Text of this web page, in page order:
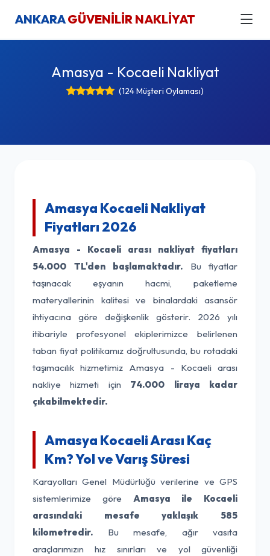
ANKARAGÜVENİLİR NAKLİYAT
Amasya - Kocaeli Nakliyat
(124 Müşteri Oylaması)
Amasya Kocaeli Nakliyat
Fiyatları 2026
Amasya - Kocaeli arası nakliyat fiyatları
54.000 TL'den başlamaktadır. Bu fiyatlar
taşınacak eşyanın hacmi, paketleme
materyallerinin kalitesi ve binalardaki asansör
ihtiyacına göre değişkenlik gösterir. 2026 yılı
itibariyle profesyonel ekiplerimizce belirlenen
taban fiyat politikamız doğrultusunda, bu rotadaki
taşımacılık hizmetimiz Amasya - Kocaeli arası
nakliye hizmeti için 74.000 liraya kadar
çıkabilmektedir.
Amasya Kocaeli Arası Kaç
Km? Yol ve Varış Süresi
Karayolları Genel Müdürlüğü verilerine ve GPS
sistemlerimize göre Amasya ile Kocaeli
arasındaki mesafe yaklaşık 585
kilometredir. Bu mesafe, ağır vasıta
araçlarımızın hız sınırları ve yol güvenliği